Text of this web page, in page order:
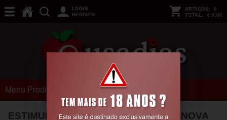
LOGIN
REGISTO
ARTIGOS: 0
TOTAL: € 0,00
Menu Produtos
ESTIMULADOR DE CLITÓRIS SUPERNOVA